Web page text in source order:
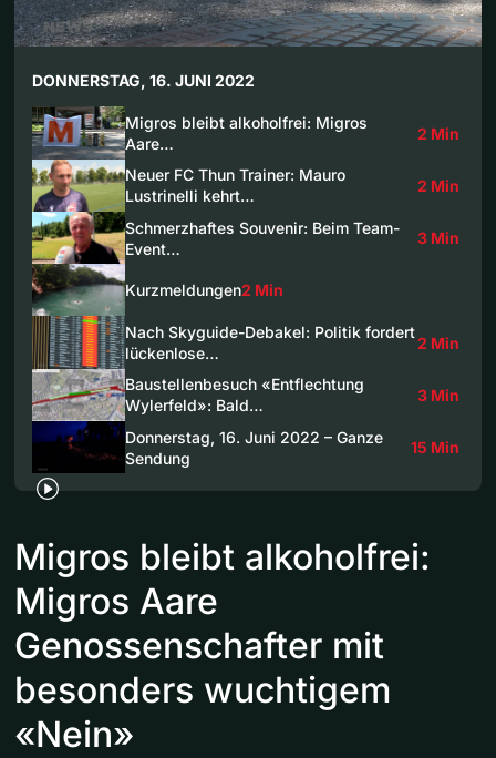
DONNERSTAG, 16. JUNI 2022
Migros bleibt alkoholfrei: Migros
Aare…
2 Min
Neuer FC Thun Trainer: Mauro
Lustrinelli kehrt…
2 Min
Schmerzhaftes Souvenir: Beim Team-
Event…
3 Min
Kurzmeldungen2 Min
Nach Skyguide-Debakel: Politik fordert
lückenlose…
2 Min
Baustellenbesuch «Entflechtung
Wylerfeld»: Bald…
3 Min
Donnerstag, 16. Juni 2022 – Ganze
Sendung
15 Min
Migros bleibt alkoholfrei:
Migros Aare
Genossenschafter mit
besonders wuchtigem
«Nein»